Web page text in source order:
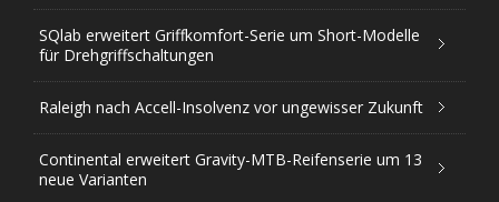
SQlab erweitert Griffkomfort-Serie um Short-Modelle
für Drehgriffschaltungen
Raleigh nach Accell-Insolvenz vor ungewisser Zukunft
Continental erweitert Gravity-MTB-Reifenserie um 13
neue Varianten